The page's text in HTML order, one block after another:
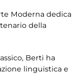
Moderna dedica
della
Berti ha
linguistica e